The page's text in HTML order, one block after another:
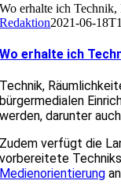
Wo erhalte ich
Redaktion2021-06-
Wo erhalte ich
Technik,
bürgermedialen
werden, darunter
Zudem verfügt die
vorbereitete
Medienorientierung